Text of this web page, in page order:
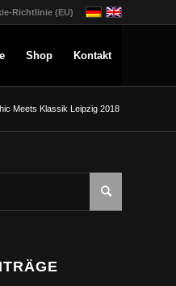
Richtlinie (EU)
Shop Kontakt
Meets Klassik Leipzig 2018